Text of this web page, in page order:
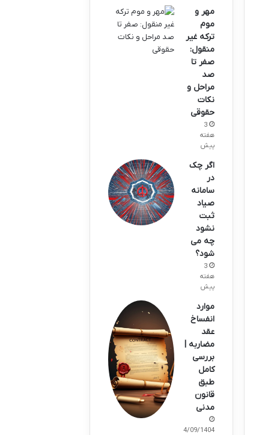
مهر و
موم
ترکه غیر
منقول:
صفر تا
صد
مراحل و
نکات
حقوقی
3
هفته
پیش
اگر چک
در
سامانه
صیاد
ثبت
نشود
چه می
شود؟
3
هفته
پیش
موارد
انفساخ
عقد
مضاربه |
بررسی
کامل
طبق
قانون
مدنی
24/09/1404